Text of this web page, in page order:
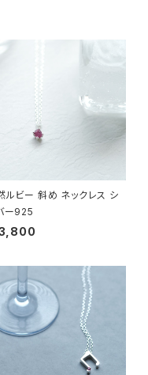
ルビー 斜め ネックレス シ
ー925